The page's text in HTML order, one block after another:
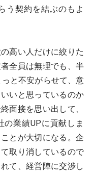
う契約を結ぶのもよ
高い人だけに絞りた
全員は無理でも、半
と不安がらせて、意
いと思っているのか
面接を思い出して、
の業績UPに貢献しま
とが大切になる。企
取り消しているので
て、経営陣に交渉し